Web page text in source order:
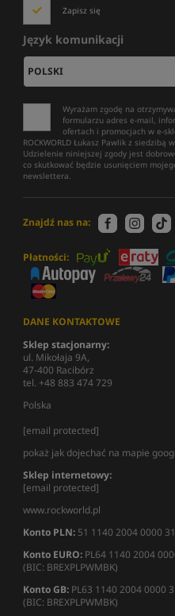
Zapisz się
Język komunikacji
Wyrażam zgodę na
formularzu adres e-mail,
ofertach i promocjach w e-
ROCKWORLD Łukasz Pawlik z
Udzielenie niniejszej zgody jest
co skutkować będzie usunięciem
newslettera.
Znajdź nas na:
Płatności:
DANE KONTAKTOWE
Sklep stacjonarny:
ul. Mikołaja 9A,
47-400 Racibórz
tel. +48 883 474 729
Polska
[email protected]
pokaż jak dojechać na mapie
Sklep internetowy:
[email protected]
www.rockworld.pl
Konto PLN: 51 1140 2004 0000
Konto EURO: PL64 1140 2004
(BIC: BREXPLPWMBK)
Konto GB: PL63 1140 2004 0000
(BIC: BREXPLPWMBK)